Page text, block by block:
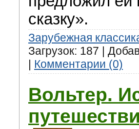
сказку».
Зарубежная
Загрузок: 187 |
| Комментарии (0)
Вольтер.